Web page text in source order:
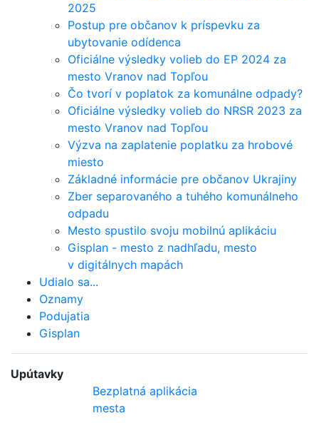
2025
Postup pre občanov k príspevku za
ubytovanie odídenca
Oficiálne výsledky volieb do EP 2024 za
mesto Vranov nad Topľou
Čo tvorí v poplatok za komunálne odpady?
Oficiálne výsledky volieb do NRSR 2023 za
mesto Vranov nad Topľou
Výzva na zaplatenie poplatku za hrobové
miesto
Základné informácie pre občanov Ukrajiny
Zber separovaného a tuhého komunálneho
odpadu
Mesto spustilo svoju mobilnú aplikáciu
Gisplan - mesto z nadhľadu, mesto
v digitálnych mapách
Udialo sa...
Oznamy
Podujatia
Gisplan
Upútavky
Bezplatná aplikácia
mesta